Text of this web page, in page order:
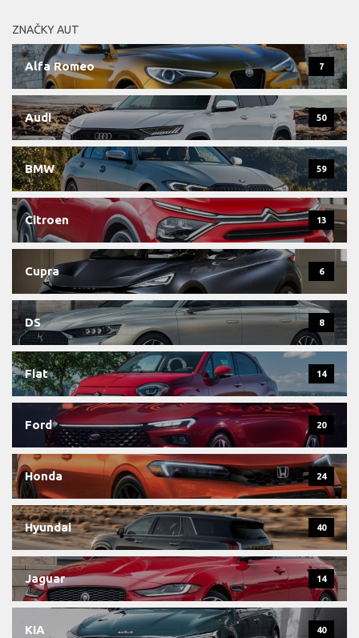
ZNAČKY AUT
Alfa Romeo 7
Audi 50
BMW 59
Citroen 13
Cupra 6
DS 8
Fiat 14
Ford 20
Honda 24
Hyundai 40
Jaguar 14
KIA 40